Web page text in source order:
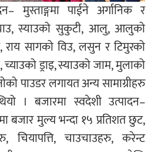
मुस्ताङ्गमा पाईने अर्गानिक र
स्याउको सुकुटी, आलु, आलुको
राय सागको विउ, लसुन र टिमुरको
च्याउको ड्राइ, स्याउको जाम, मुलाको
पाउडर लगायत अन्य सामाग्रीहरु
। बजारमा स्वदेशी उत्पादन–
बजार मुल्य भन्दा १५ प्रतिशत छुट,
चियापत्ति, चाउचाउहरु, करेन्ट